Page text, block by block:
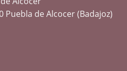
Puebla de Alcocer (Badajoz)